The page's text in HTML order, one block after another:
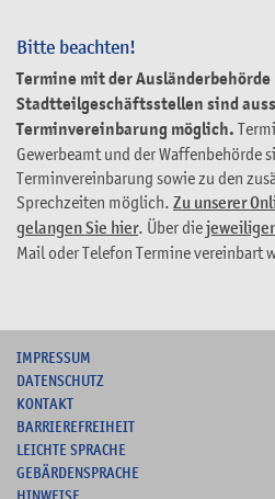
Bitte beachten!
Termine mit der Ausländerbehörde
Stadtteilgeschäftsstellen sind
Terminvereinbarung möglich.
Gewerbeamt und der Waffenbehörde
Terminvereinbarung sowie zu den
Sprechzeiten möglich. Zu unserer
gelangen Sie hier. Über die
Mail oder Telefon Termine vereinbart
IMPRESSUM
DATENSCHUTZ
KONTAKT
BARRIEREFREIHEIT
LEICHTE SPRACHE
GEBÄRDENSPRACHE